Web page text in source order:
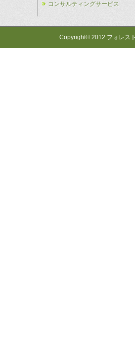
コンサルティングサービス
Copyright© 2012 フォレス